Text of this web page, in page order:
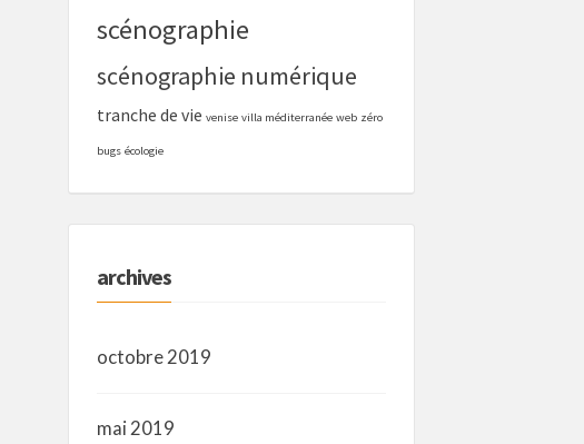
scénographie
scénographie numérique
tranche de vie venise villa méditerranée web zéro
bugs écologie
archives
octobre 2019
mai 2019